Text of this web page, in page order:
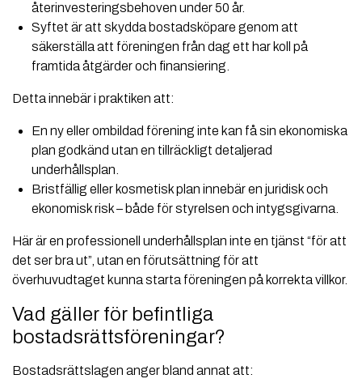
återinvesteringsbehoven under 50 år.
Syftet är att skydda bostadsköpare genom att
säkerställa att föreningen från dag ett har koll på
framtida åtgärder och finansiering.
Detta innebär i praktiken att:
En ny eller ombildad förening inte kan få sin ekonomiska
plan godkänd utan en tillräckligt detaljerad
underhållsplan.
Bristfällig eller kosmetisk plan innebär en juridisk och
ekonomisk risk – både för styrelsen och intygsgivarna.
Här är en professionell underhållsplan inte en tjänst “för att
det ser bra ut”, utan en förutsättning för att
överhuvudtaget kunna starta föreningen på korrekta villkor.
Vad gäller för befintliga
bostadsrättsföreningar?
Bostadsrättslagen anger bland annat att: